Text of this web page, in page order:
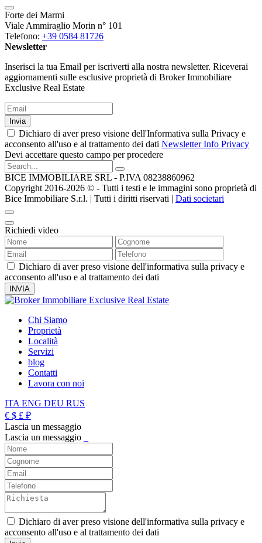
Forte dei Marmi
Viale Ammiraglio Morin n° 101
Telefono: +39 0584 81726
Newsletter
Inserisci la tua Email per iscriverti alla nostra newsletter. Riceverai
aggiornamenti sulle esclusive proprietà di Broker Immobiliare
Exclusive Real Estate
Invia
Dichiaro di aver preso visione dell'Informativa sulla Privacy e
acconsento all'uso e al trattamento dei dati Newsletter Info Privacy
Devi accettare questo campo per procedere
BICE IMMOBILIARE SRL - P.IVA 08238860962
Copyright 2016-2026 ©️ - Tutti i testi e le immagini sono proprietà di
Bice Immobiliare S.r.l. | Tutti i diritti riservati | Dati societari
Richiedi video
Dichiaro di aver preso visione dell'informativa sulla privacy e
acconsento all'uso e al trattamento dei dati
Chi Siamo
Proprietà
Località
Servizi
blog
Contatti
Lavora con noi
ITA ENG DEU RUS
€ $ £ ₽
Lascia un messaggio
Lascia un messaggio
Dichiaro di aver preso visione dell'informativa sulla privacy e
acconsento all'uso e al trattamento dei dati